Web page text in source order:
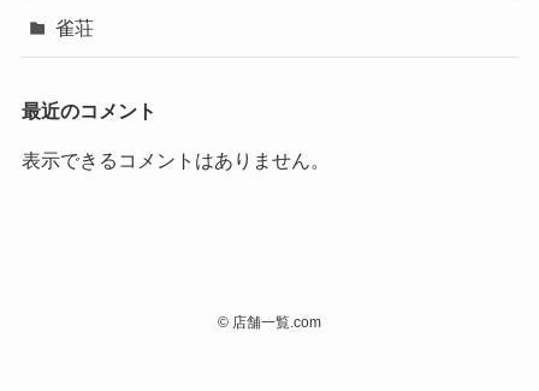
雀荘
最近のコメント
表示できるコメントはありません。
© 店舗一覧.com